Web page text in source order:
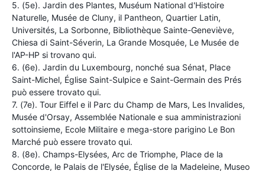
5. (5e). Jardin des Plantes, Muséum National d'Histoire
Naturelle, Musée de Cluny, il Pantheon, Quartier Latin,
Universités, La Sorbonne, Bibliothèque Sainte-Geneviève,
Chiesa di Saint-Séverin, La Grande Mosquée, Le Musée de
l'AP-HP si trovano qui.
6. (6e). Jardin du Luxembourg, nonché sua Sénat, Place
Saint-Michel, Église Saint-Sulpice e Saint-Germain des Prés
può essere trovato qui.
7. (7e). Tour Eiffel e il Parc du Champ de Mars, Les Invalides,
Musée d'Orsay, Assemblée Nationale e sua amministrazioni
sottoinsieme, Ecole Militaire e mega-store parigino Le Bon
Marché può essere trovato qui.
8. (8e). Champs-Elysées, Arc de Triomphe, Place de la
Concorde, le Palais de l'Elysée, Église de la Madeleine, Museo